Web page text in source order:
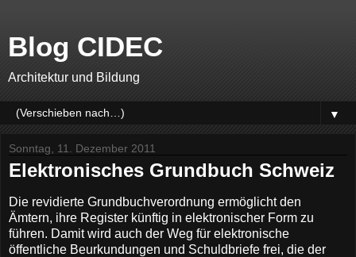
Blog CIDEC
Architektur und Bildung
▼
Sonntag, 11. Dezember 2011
Elektronisches Grundbuch Schweiz
Die revidierte Grundbuchverordnung ermöglicht den
Ämtern, ihre Register künftig in elektronischer Form zu
führen. Damit wird auch der Weg für elektronische
öffentliche Beurkundungen und Schuldbriefe frei, die der